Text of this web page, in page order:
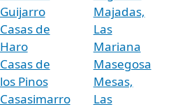
Guijarro
Casas de
Haro
Casas de
los Pinos
Casasimarro
Majadas,
Las
Mariana
Masegosa
Mesas,
Las